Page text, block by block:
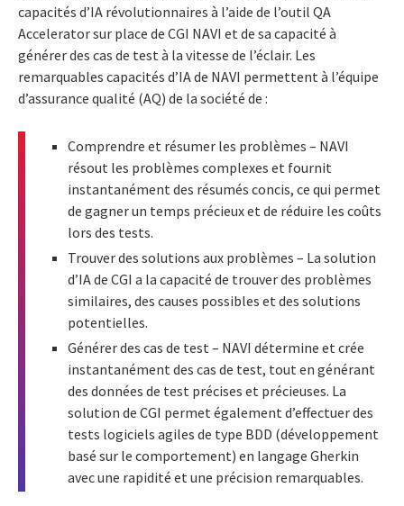
capacités d’IA révolutionnaires à l’aide de l’outil QA
Accelerator sur place de CGI NAVI et de sa capacité à
générer des cas de test à la vitesse de l’éclair. Les
remarquables capacités d’IA de NAVI permettent à l’équipe
d’assurance qualité (AQ) de la société de :
Comprendre et résumer les problèmes – NAVI
résout les problèmes complexes et fournit
instantanément des résumés concis, ce qui permet
de gagner un temps précieux et de réduire les coûts
lors des tests.
Trouver des solutions aux problèmes – La solution
d’IA de CGI a la capacité de trouver des problèmes
similaires, des causes possibles et des solutions
potentielles.
Générer des cas de test – NAVI détermine et crée
instantanément des cas de test, tout en générant
des données de test précises et précieuses. La
solution de CGI permet également d’effectuer des
tests logiciels agiles de type BDD (développement
basé sur le comportement) en langage Gherkin
avec une rapidité et une précision remarquables.